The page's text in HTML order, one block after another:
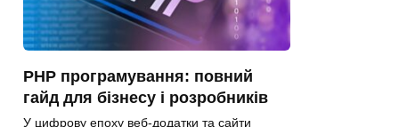
PHP програмування: повний
гайд для бізнесу і розробників
У цифрову епоху веб-додатки та сайти